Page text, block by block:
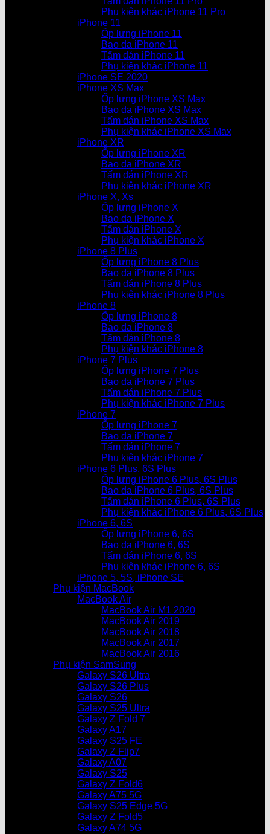
Phụ kiện khác iPhone 11 Pro
iPhone 11
Ốp lưng iPhone 11
Bao da iPhone 11
Tấm dán iPhone 11
Phụ kiện khác iPhone 11
iPhone SE 2020
iPhone XS Max
Ốp lưng iPhone XS Max
Bao da iPhone XS Max
Tấm dán iPhone XS Max
Phụ kiện khác iPhone XS Max
iPhone XR
Ốp lưng iPhone XR
Bao da iPhone XR
Tấm dán iPhone XR
Phụ kiện khác iPhone XR
iPhone X, Xs
Ốp lưng iPhone X
Bao da iPhone X
Tấm dán iPhone X
Phụ kiện khác iPhone X
iPhone 8 Plus
Ốp lưng iPhone 8 Plus
Bao da iPhone 8 Plus
Tấm dán iPhone 8 Plus
Phụ kiện khác iPhone 8 Plus
iPhone 8
Ốp lưng iPhone 8
Bao da iPhone 8
Tấm dán iPhone 8
Phụ kiện khác iPhone 8
iPhone 7 Plus
Ốp lưng iPhone 7 Plus
Bao da iPhone 7 Plus
Tấm dán iPhone 7 Plus
Phụ kiện khác iPhone 7 Plus
iPhone 7
Ốp lưng iPhone 7
Bao da iPhone 7
Tấm dán iPhone 7
Phụ kiện khác iPhone 7
iPhone 6 Plus, 6S Plus
Ốp lưng iPhone 6 Plus, 6S Plus
Bao da iPhone 6 Plus, 6S Plus
Tấm dán iPhone 6 Plus, 6S Plus
Phụ kiện khác iPhone 6 Plus, 6S Plus
iPhone 6, 6S
Ốp lưng iPhone 6, 6S
Bao da iPhone 6, 6S
Tấm dán iPhone 6, 6S
Phụ kiện khác iPhone 6, 6S
iPhone 5, 5S, iPhone SE
Phụ kiện MacBook
MacBook Air
MacBook Air M1 2020
MacBook Air 2019
MacBook Air 2018
MacBook Air 2017
MacBook Air 2016
Phụ kiện SamSung
Galaxy S26 Ultra
Galaxy S26 Plus
Galaxy S26
Galaxy S25 Ultra
Galaxy Z Fold 7
Galaxy A17
Galaxy S25 FE
Galaxy Z Flip7
Galaxy A07
Galaxy S25
Galaxy Z Fold6
Galaxy A75 5G
Galaxy S25 Edge 5G
Galaxy Z Fold5
Galaxy A74 5G